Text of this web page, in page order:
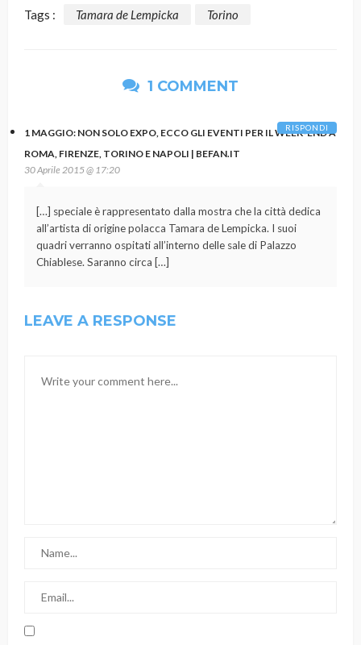
Tags : Tamara de Lempicka Torino
1 COMMENT
1 MAGGIO: NON SOLO EXPO, ECCO GLI EVENTI PER IL WEEK-END A
ROMA, FIRENZE, TORINO E NAPOLI | BEFAN.IT
30 Aprile 2015 @ 17:20
[…] speciale è rappresentato dalla mostra che la città dedica
all’artista di origine polacca Tamara de Lempicka. I suoi
quadri verranno ospitati all’interno delle sale di Palazzo
Chiablese. Saranno circa […]
RISPONDI
LEAVE A RESPONSE